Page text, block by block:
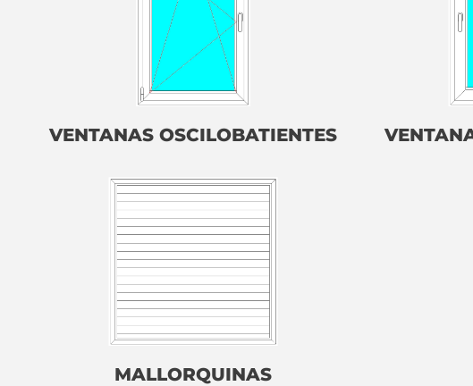
VENTANAS OSCILOBATIENTES
MALLORQUINAS